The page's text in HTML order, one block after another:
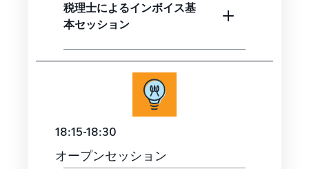
税理士によるインボイス基
本セッション
18:15-18:30
オープンセッション